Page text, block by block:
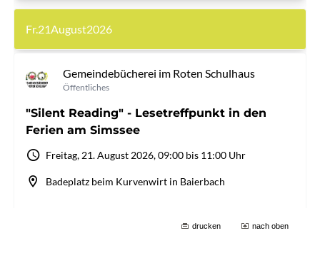
drucken nach oben